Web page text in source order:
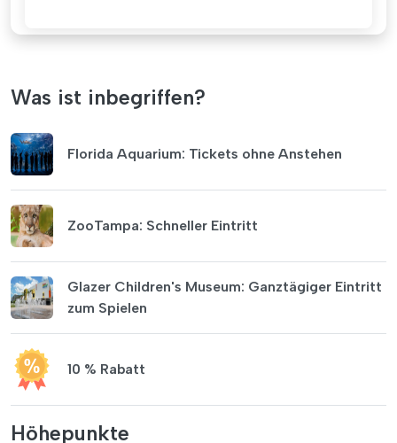
Was ist inbegriffen?
Florida Aquarium: Tickets ohne Anstehen
ZooTampa: Schneller Eintritt
Glazer Children's Museum: Ganztägiger Eintritt
zum Spielen
10 % Rabatt
Höhepunkte